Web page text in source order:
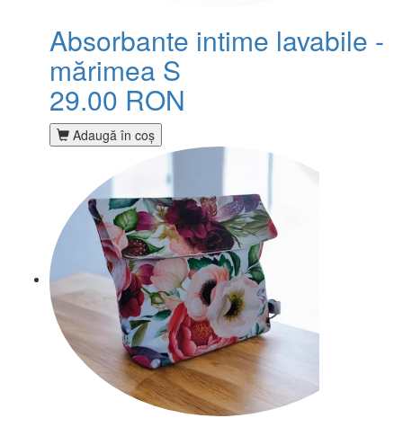
Absorbante intime lavabile -
mărimea S
29.00 RON
Adaugă în coş